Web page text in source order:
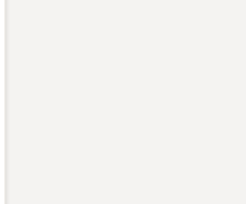
き、駅から徒歩15分で霊園に
多く、車は使用しません。